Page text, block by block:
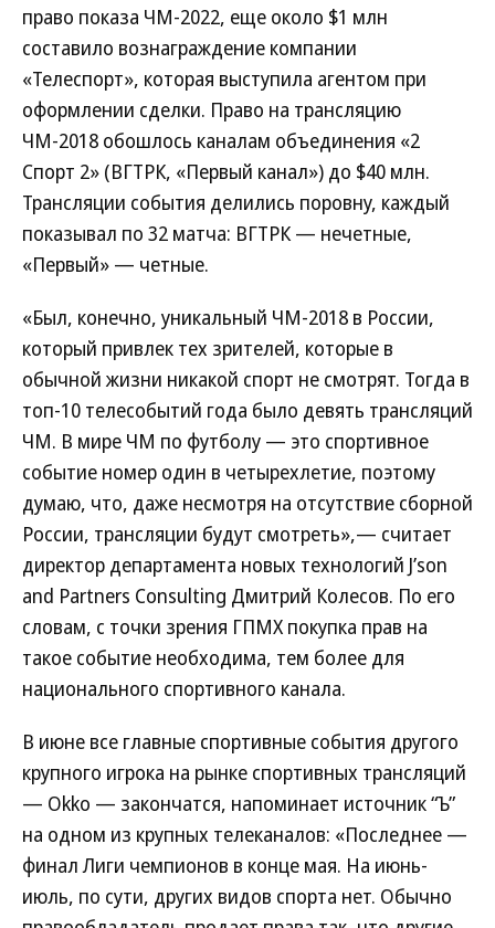
право показа ЧМ-2022, еще около $1 млн
составило вознаграждение компании
«Телеспорт», которая выступила агентом при
оформлении сделки. Право на трансляцию
ЧМ-2018 обошлось каналам объединения «2
Спорт 2» (ВГТРК, «Первый канал») до $40 млн.
Трансляции события делились поровну, каждый
показывал по 32 матча: ВГТРК — нечетные,
«Первый» — четные.
«Был, конечно, уникальный ЧМ-2018 в России,
который привлек тех зрителей, которые в
обычной жизни никакой спорт не смотрят. Тогда в
топ-10 телесобытий года было девять трансляций
ЧМ. В мире ЧМ по футболу — это спортивное
событие номер один в четырехлетие, поэтому
думаю, что, даже несмотря на отсутствие сборной
России, трансляции будут смотреть»,— считает
директор департамента новых технологий J’son
and Partners Consulting Дмитрий Колесов. По его
словам, с точки зрения ГПМХ покупка прав на
такое событие необходима, тем более для
национального спортивного канала.
В июне все главные спортивные события другого
крупного игрока на рынке спортивных трансляций
— Okko — закончатся, напоминает источник “Ъ”
на одном из крупных телеканалов: «Последнее —
финал Лиги чемпионов в конце мая. На июнь-
июль, по сути, других видов спорта нет. Обычно